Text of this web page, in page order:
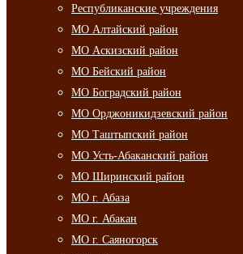
Республиканские учреждения
МО Алтайский район
МО Аскизский район
МО Бейский район
МО Боградский район
МО Орджоникидзевский район
МО Таштыпский район
МО Усть-Абаканский район
МО Ширинский район
МО г. Абаза
МО г. Абакан
МО г. Саяногорск